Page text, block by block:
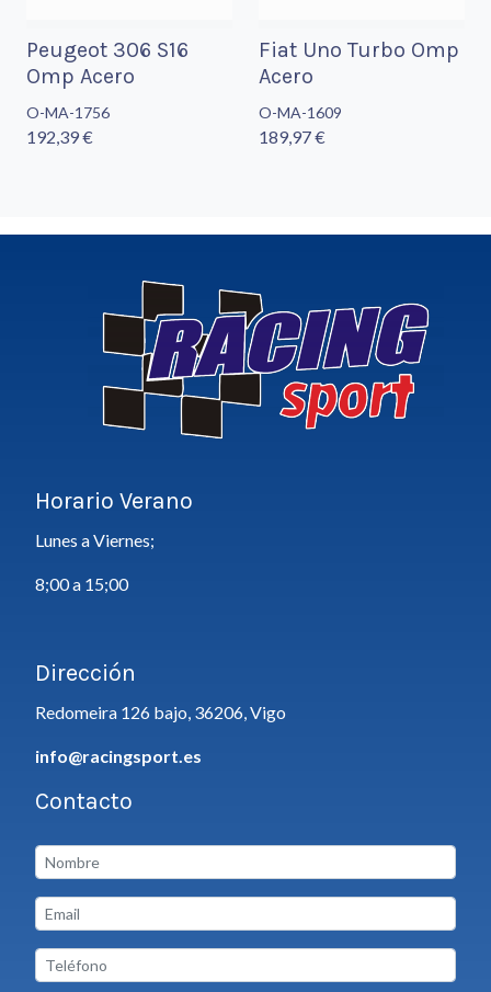
Peugeot 306 S16
Omp Acero
O-MA-1756
192,39 €
Fiat Uno Turbo Omp
Acero
O-MA-1609
189,97 €
Horario Verano
Lunes a Viernes;
8;00 a 15;00
Dirección
Redomeira 126 bajo, 36206, Vigo
info@racingsport.es
Contacto